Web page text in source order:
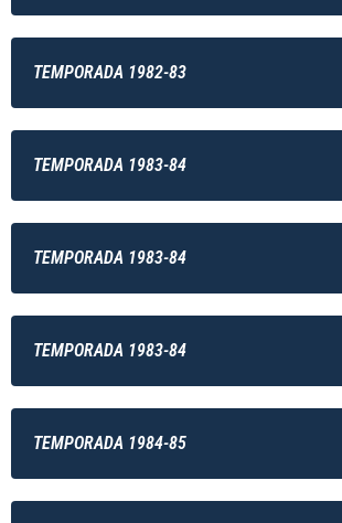
TEMPORADA 1982-83
TEMPORADA 1983-84
TEMPORADA 1983-84
TEMPORADA 1983-84
TEMPORADA 1984-85